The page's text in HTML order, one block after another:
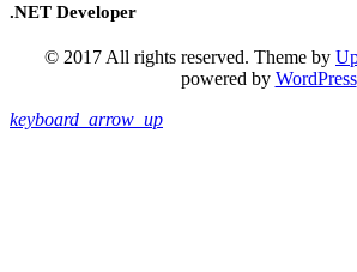
.NET Developer
© 2017 All rights reserved. Theme by
powered by WordPress
keyboard_arrow_up